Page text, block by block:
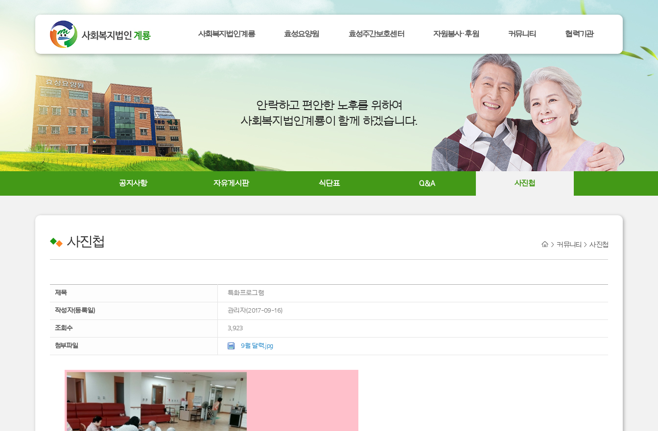
사회복지법인계룡 효성요양원 효성주간보호센터 자원봉사ㆍ후원 커뮤니티 협력기관
안락하고 편안한 노후를 위하여
사회복지법인계룡이 함께 하겠습니다.
공지사항 자유게시판 식단표 Q&A 사진첩
사진첩 > 커뮤니티 > 사진첩
제목 특화프로그램
작성자(등록일) 관리자(2017-09-16)
조회수 3,923
첨부파일 9월 달력.jpg